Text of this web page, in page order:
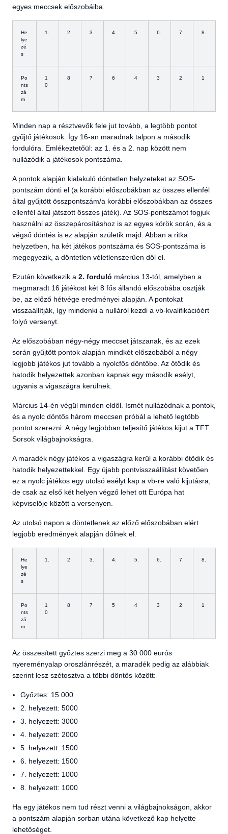
egyes meccsek előszobáiba.
He
lye
zé
s
1. 2. 3. 4. 5. 6. 7. 8.
Po
nts
zá
m
1
0
8 7 6 4 3 2 1
Minden nap a résztvevők fele jut tovább, a legtöbb pontot
gyűjtő játékosok. Így 16-an maradnak talpon a második
fordulóra. Emlékeztetőül: az 1. és a 2. nap között nem
nullázódik a játékosok pontszáma.
A pontok alapján kialakuló döntetlen helyzeteket az SOS-
pontszám dönti el (a korábbi előszobákban az összes ellenfél
által gyűjtött összpontszám/a korábbi előszobákban az összes
ellenfél által játszott összes játék). Az SOS-pontszámot fogjuk
használni az összepárosításhoz is az egyes körök során, és a
végső döntés is ez alapján születik majd. Abban a ritka
helyzetben, ha két játékos pontszáma és SOS-pontszáma is
megegyezik, a döntetlen véletlenszerűen dől el.
Ezután következik a 2. forduló március 13-tól, amelyben a
megmaradt 16 játékost két 8 fős állandó előszobába osztják
be, az előző hétvége eredményei alapján. A pontokat
visszaállítják, így mindenki a nulláról kezdi a vb-kvalifikációért
folyó versenyt.
Az előszobában négy-négy meccset játszanak, és az ezek
során gyűjtött pontok alapján mindkét előszobából a négy
legjobb játékos jut tovább a nyolcfős döntőbe. Az ötödik és
hatodik helyezettek azonban kapnak egy második esélyt,
ugyanis a vigaszágra kerülnek.
Március 14-én végül minden eldől. Ismét nullázódnak a pontok,
és a nyolc döntős három meccsen próbál a lehető legtöbb
pontot szerezni. A négy legjobban teljesítő játékos kijut a TFT
Sorsok világbajnokságra.
A maradék négy játékos a vigaszágra kerül a korábbi ötödik és
hatodik helyezettekkel. Egy újabb pontvisszaállítást követően
ez a nyolc játékos egy utolsó esélyt kap a vb-re való kijutásra,
de csak az első két helyen végző lehet ott Európa hat
képviselője között a versenyen.
Az utolsó napon a döntetlenek az előző előszobában elért
legjobb eredmények alapján dőlnek el.
He
lye
zé
s
1. 2. 3. 4. 5. 6. 7. 8.
Po
nts
zá
m
1
0
8 7 5 4 3 2 1
Az összesített győztes szerzi meg a 30 000 eurós
nyereményalap oroszlánrészét, a maradék pedig az alábbiak
szerint lesz szétosztva a többi döntős között:
Győztes: 15 000
2. helyezett: 5000
3. helyezett: 3000
4. helyezett: 2000
5. helyezett: 1500
6. helyezett: 1500
7. helyezett: 1000
8. helyezett: 1000
Ha egy játékos nem tud részt venni a világbajnokságon, akkor
a pontszám alapján sorban utána következő kap helyette
lehetőséget.